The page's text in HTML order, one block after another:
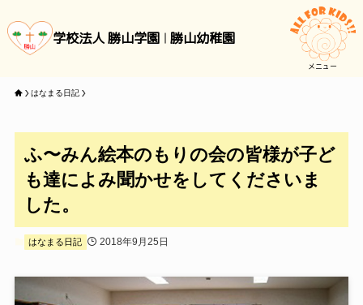
学校法人 勝山学園 勝山幼稚園
メニュー
はなまる日記
ふ〜みん絵本のもりの会の皆様が子ど
も達によみ聞かせをしてくださいま
した。
はなまる日記 2018年9月25日